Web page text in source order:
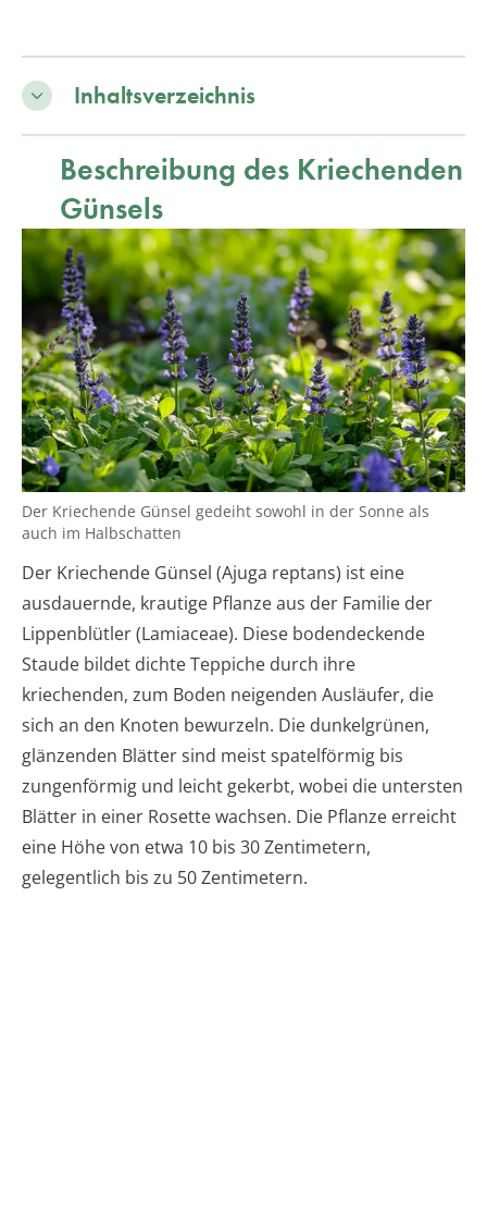
Inhaltsverzeichnis
Beschreibung des Kriechenden
Günsels
Der Kriechende Günsel gedeiht sowohl in der Sonne als
auch im Halbschatten
Der Kriechende Günsel (Ajuga reptans) ist eine
ausdauernde, krautige Pflanze aus der Familie der
Lippenblütler (Lamiaceae). Diese bodendeckende
Staude bildet dichte Teppiche durch ihre
kriechenden, zum Boden neigenden Ausläufer, die
sich an den Knoten bewurzeln. Die dunkelgrünen,
glänzenden Blätter sind meist spatelförmig bis
zungenförmig und leicht gekerbt, wobei die untersten
Blätter in einer Rosette wachsen. Die Pflanze erreicht
eine Höhe von etwa 10 bis 30 Zentimetern,
gelegentlich bis zu 50 Zentimetern.